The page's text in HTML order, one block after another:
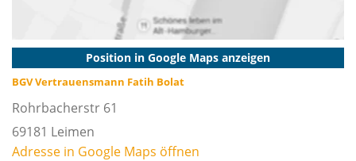
Position in Google Maps anzeigen
BGV Vertrauensmann Fatih Bolat
Rohrbacherstr 61
69181 Leimen
Adresse in Google Maps öffnen